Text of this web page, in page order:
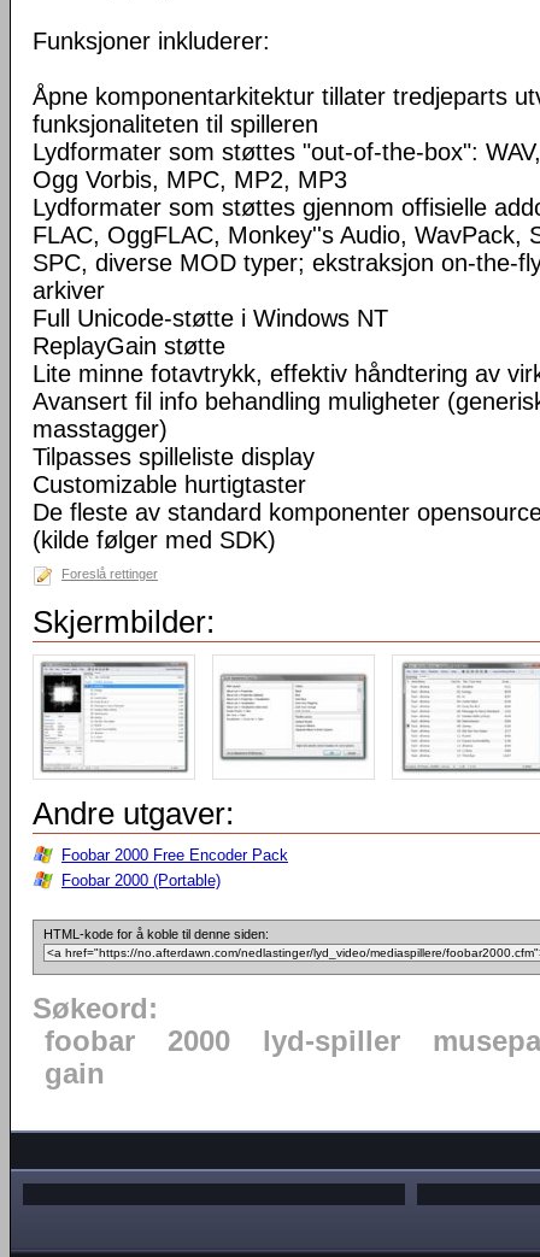
Funksjoner inkluderer:
Åpne komponentarkitektur tillater tredjeparts
funksjonaliteten til spilleren
Lydformater som støttes "out-of-the-box":
Ogg Vorbis, MPC, MP2, MP3
Lydformater som støttes gjennom offisielle
FLAC, OggFLAC, Monkey''s Audio, WavPack,
SPC, diverse MOD typer; ekstraksjon on-the-
arkiver
Full Unicode-støtte i Windows NT
ReplayGain støtte
Lite minne fotavtrykk, effektiv håndtering av
Avansert fil info behandling muligheter
masstagger)
Tilpasses spilleliste display
Customizable hurtigtaster
De fleste av standard komponenter
(kilde følger med SDK)
Foreslå rettinger
Skjermbilder:
Andre utgaver:
Foobar 2000 Free Encoder Pack
Foobar 2000 (Portable)
HTML-kode for å koble til denne siden:
Søkeord:
foobar
2000 lyd-spiller
gain